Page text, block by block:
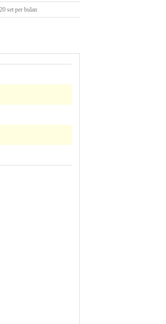
20 set per bulan